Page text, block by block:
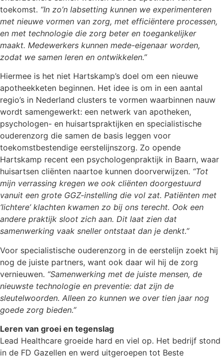
toekomst. “In zo’n labsetting kunnen we experimenteren
met nieuwe vormen van zorg, met efficiëntere processen,
en met technologie die zorg beter en toegankelijker
maakt. Medewerkers kunnen mede-eigenaar worden,
zodat we samen leren en ontwikkelen.”
Hiermee is het niet Hartskamp’s doel om een nieuwe
apotheekketen beginnen. Het idee is om in een aantal
regio’s in Nederland clusters te vormen waarbinnen nauw
wordt samengewerkt: een netwerk van apotheken,
psychologen- en huisartspraktijken en specialistische
ouderenzorg die samen de basis leggen voor
toekomstbestendige eerstelijnszorg. Zo opende
Hartskamp recent een psychologenpraktijk in Baarn, waar
huisartsen cliënten naartoe kunnen doorverwijzen. “Tot
mijn verrassing kregen we ook cliënten doorgestuurd
vanuit een grote GGZ-instelling die vol zat. Patiënten met
‘lichtere’ klachten kwamen zo bij ons terecht. Ook een
andere praktijk sloot zich aan. Dit laat zien dat
samenwerking vaak sneller ontstaat dan je denkt.”
Voor specialistische ouderenzorg in de eerstelijn zoekt hij
nog de juiste partners, want ook daar wil hij de zorg
vernieuwen. “Samenwerking met de juiste mensen, de
nieuwste technologie en preventie: dat zijn de
sleutelwoorden. Alleen zo kunnen we over tien jaar nog
goede zorg bieden.”
Leren van groei en tegenslag
Lead Healthcare groeide hard en viel op. Het bedrijf stond
in de FD Gazellen en werd uitgeroepen tot Beste